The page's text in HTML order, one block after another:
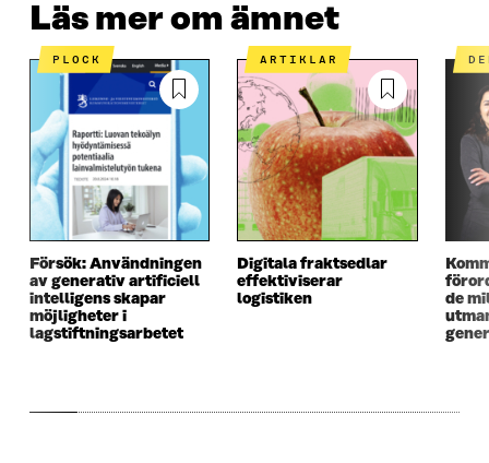
Läs mer om ämnet
PLOCK
Försök: Användningen
av generativ artificiell
intelligens skapar
möjligheter i
lagstiftningsarbetet
ARTIKLAR
Digitala fraktsedlar
effektiviserar
logistiken
de